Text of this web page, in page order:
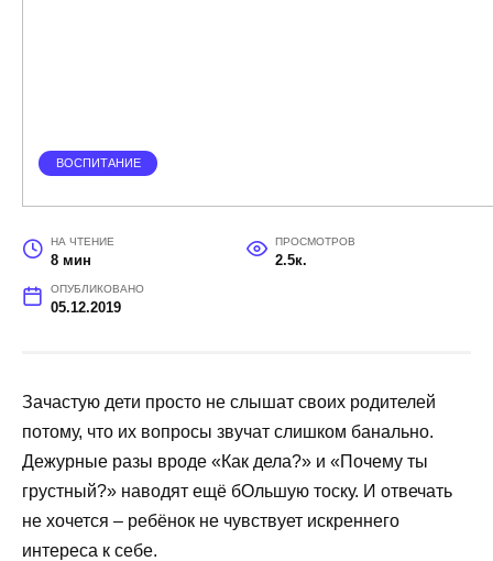
ВОСПИТАНИЕ
НА ЧТЕНИЕ
8 мин
ПРОСМОТРОВ
2.5к.
ОПУБЛИКОВАНО
05.12.2019
Зачастую дети просто не слышат своих родителей
потому, что их вопросы звучат слишком банально.
Дежурные разы вроде «Как дела?» и «Почему ты
грустный?» наводят ещё бОльшую тоску. И отвечать
не хочется – ребёнок не чувствует искреннего
интереса к себе.